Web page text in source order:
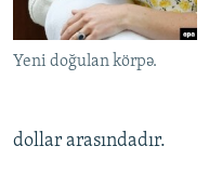
Yeni doğulan körpə.
dollar arasındadır.